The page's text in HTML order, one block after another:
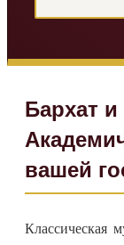
Бархат
вашей
Классическая